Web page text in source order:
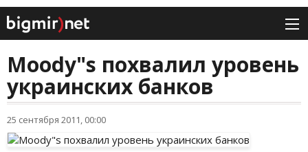
Moody"s похвалил уровень
украинских банков
25 сентября 2011, 00:00